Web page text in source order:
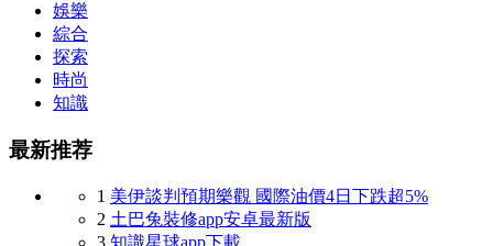
娛樂
綜合
探索
時尚
知識
最新推荐
1 美伊談判預期樂觀 國際油價4日下跌超5%
2 土巴兔裝修app安卓最新版
3 知識星球app下載